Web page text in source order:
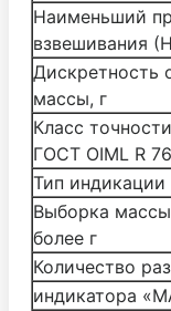
Наименьший
взвешивания
Дискретность
массы, г
Класс
ГОСТ OIML R
Тип индикации
Выборка
более г
Количество
индикатора